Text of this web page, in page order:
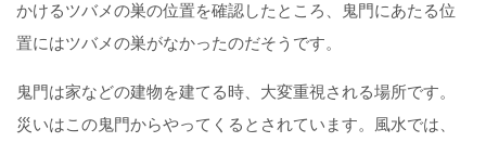
かけるツバメの巣の位置を確認したところ、鬼門にあたる位
置にはツバメの巣がなかったのだそうです。
鬼門は家などの建物を建てる時、大変重視される場所です。
災いはこの鬼門からやってくるとされています。風水では、